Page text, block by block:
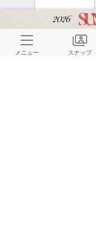
メニュー スナップ